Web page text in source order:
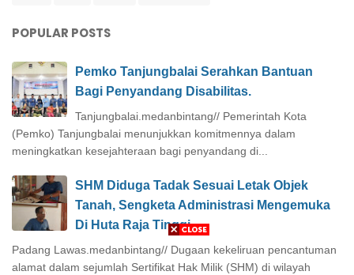
POPULAR POSTS
Pemko Tanjungbalai Serahkan Bantuan
Bagi Penyandang Disabilitas.
Tanjungbalai.medanbintang// Pemerintah Kota
(Pemko) Tanjungbalai menunjukkan komitmennya dalam
meningkatkan kesejahteraan bagi penyandang di...
SHM Diduga Tadak Sesuai Letak Objek
Tanah, Sengketa Administrasi Mengemuka
Di Huta Raja Tinggi.
Padang Lawas.medanbintang// Dugaan kekeliruan pencantuman
alamat dalam sejumlah Sertifikat Hak Milik (SHM) di wilayah